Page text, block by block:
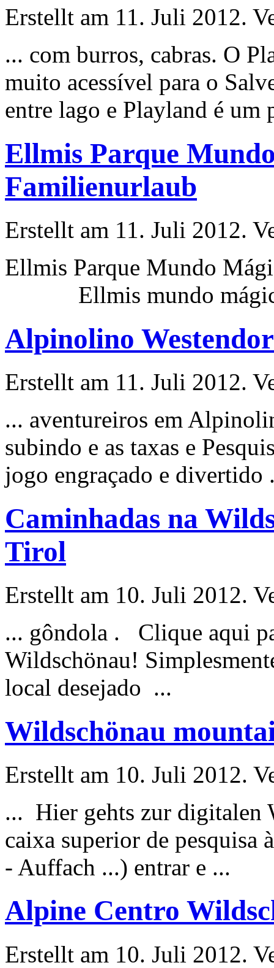
Erstellt am 11. Juli 2012.
... com burros, cabras. O
muito acessível para o
entre lago e Playland é um
Ellmis Parque
Familienurlaub
Erstellt am 11. Juli 2012.
Ellmis Parque Mundo
Ellmis mundo
Alpinolino
Erstellt am 11. Juli 2012.
... aventureiros em
subindo e as taxas e Pesqui
jogo engraçado e divertido
Caminhadas na
Tirol
Erstellt am 10. Juli 2012.
... gôndola . Clique aqui
Wildschönau!
local desejado ...
Wildschönau
Erstellt am 10. Juli 2012.
... Hier gehts zur digitalen
caixa superior de pesquisa
- Auffach ...) entrar e ...
Alpine Centro
Erstellt am 10. Juli 2012.